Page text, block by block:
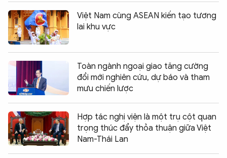
Việt Nam cùng ASEAN kiến tạo tương
lai khu vực
Toàn ngành ngoại giao tăng cường
đổi mới nghiên cứu, dự báo và tham
mưu chiến lược
Hợp tác nghị viện là một trụ cột quan
trọng thúc đẩy thỏa thuận giữa Việt
Nam-Thái Lan